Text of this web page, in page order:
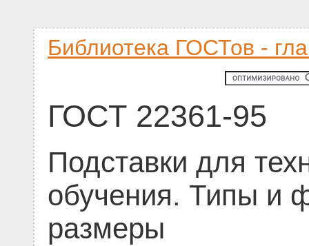
Библиотека ГОСТов -
ГОСТ 22361-95
Подставки для
обучения. Типы и
размеры